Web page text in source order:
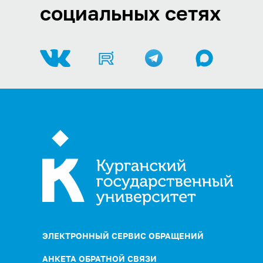
социальных сетях
ЭЛЕКТРОННЫЙ СЕРВИС ОБРАЩЕНИЙ
АНКЕТА ОБРАТНОЙ СВЯЗИ